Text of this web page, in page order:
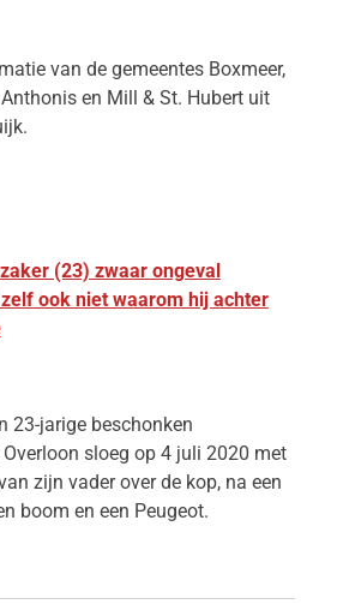
van de gemeentes Boxmeer,
Anthonis en Mill & St. Hubert uit
(23) zwaar ongeval
ook niet waarom hij achter
23-jarige beschonken
sloeg op 4 juli 2020 met
zijn vader over de kop, na een
boom en een Peugeot.